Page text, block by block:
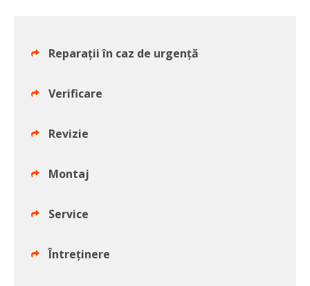
Reparații în caz de urgență
Verificare
Revizie
Montaj
Service
Întreținere